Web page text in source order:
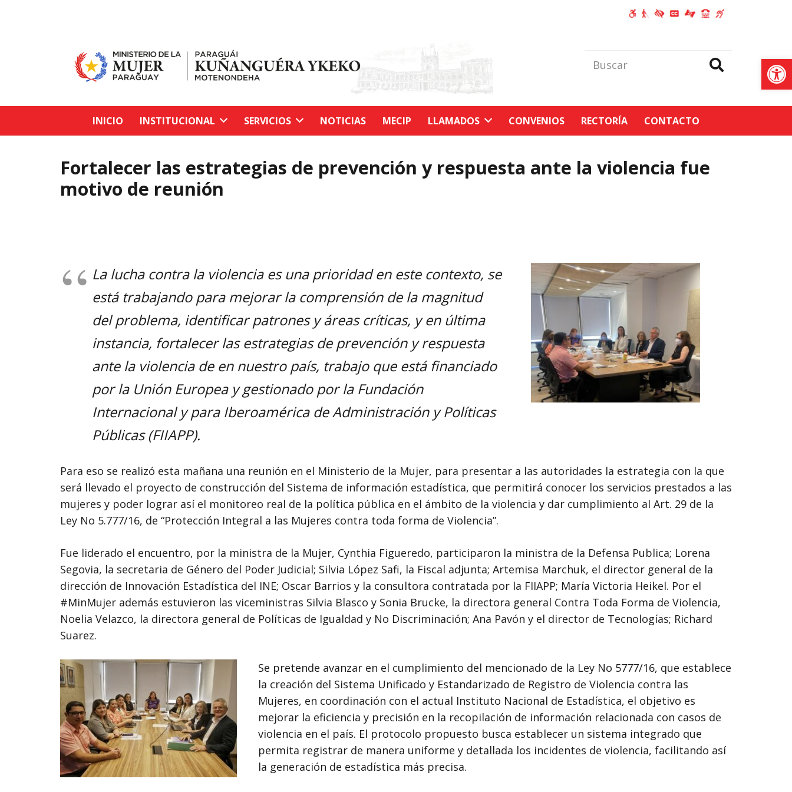
INICIO INSTITUCIONAL SERVICIOS NOTICIAS MECIP LLAMADOS CONVENIOS RECTORÍA CONTACTO
Fortalecer las estrategias de prevención y respuesta ante la violencia fue
motivo de reunión
La lucha contra la violencia es una prioridad en este contexto, se
está trabajando para mejorar la comprensión de la magnitud
del problema, identificar patrones y áreas críticas, y en última
instancia, fortalecer las estrategias de prevención y respuesta
ante la violencia de en nuestro país, trabajo que está financiado
por la Unión Europea y gestionado por la Fundación
Internacional y para Iberoamérica de Administración y Políticas
Públicas (FIIAPP).
Para eso se realizó esta mañana una reunión en el Ministerio de la Mujer, para presentar a las autoridades la estrategia con la que
será llevado el proyecto de construcción del Sistema de información estadística, que permitirá conocer los servicios prestados a las
mujeres y poder lograr así el monitoreo real de la política pública en el ámbito de la violencia y dar cumplimiento al Art. 29 de la
Ley No 5.777/16, de “Protección Integral a las Mujeres contra toda forma de Violencia”.
Fue liderado el encuentro, por la ministra de la Mujer, Cynthia Figueredo, participaron la ministra de la Defensa Publica; Lorena
Segovia, la secretaria de Género del Poder Judicial; Silvia López Safi, la Fiscal adjunta; Artemisa Marchuk, el director general de la
dirección de Innovación Estadística del INE; Oscar Barrios y la consultora contratada por la FIIAPP; María Victoria Heikel. Por el
#MinMujer además estuvieron las viceministras Silvia Blasco y Sonia Brucke, la directora general Contra Toda Forma de Violencia,
Noelia Velazco, la directora general de Políticas de Igualdad y No Discriminación; Ana Pavón y el director de Tecnologías; Richard
Suarez.
Se pretende avanzar en el cumplimiento del mencionado de la Ley No 5777/16, que establece
la creación del Sistema Unificado y Estandarizado de Registro de Violencia contra las
Mujeres, en coordinación con el actual Instituto Nacional de Estadística, el objetivo es
mejorar la eficiencia y precisión en la recopilación de información relacionada con casos de
violencia en el país. El protocolo propuesto busca establecer un sistema integrado que
permita registrar de manera uniforme y detallada los incidentes de violencia, facilitando así
la generación de estadística más precisa.